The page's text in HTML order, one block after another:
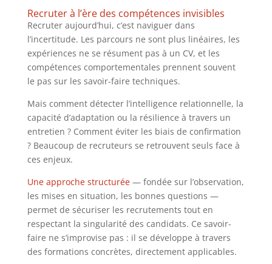
Recruter à l’ère des compétences invisibles
Recruter aujourd’hui, c’est naviguer dans
l’incertitude. Les parcours ne sont plus linéaires, les
expériences ne se résument pas à un CV, et les
compétences comportementales prennent souvent
le pas sur les savoir-faire techniques.
Mais comment détecter l’intelligence relationnelle, la
capacité d’adaptation ou la résilience à travers un
entretien ? Comment éviter les biais de confirmation
? Beaucoup de recruteurs se retrouvent seuls face à
ces enjeux.
Une approche structurée— fondée sur l’observation,
les mises en situation, les bonnes questions —
permet de sécuriser les recrutements tout en
respectant la singularité des candidats. Ce savoir-
faire ne s’improvise pas : il se développe à travers
des formations concrètes, directement applicables.